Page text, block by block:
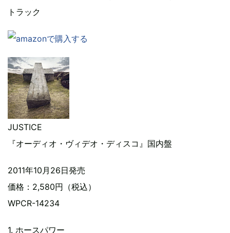
トラック
JUSTICE
『オーディオ・ヴィデオ・ディスコ』国内盤
2011年10月26日発売
価格：2,580円（税込）
WPCR-14234
1. ホースパワー